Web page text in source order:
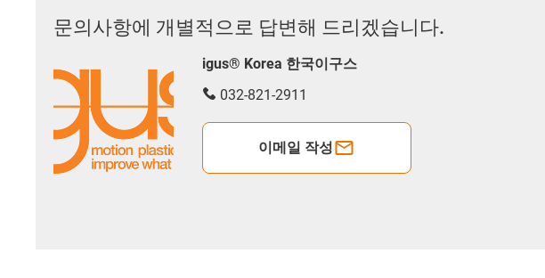
문의사항에 개별적으로 답변해 드리겠습니다.
igus® Korea 한국이구스
032-821-2911
이메일 작성